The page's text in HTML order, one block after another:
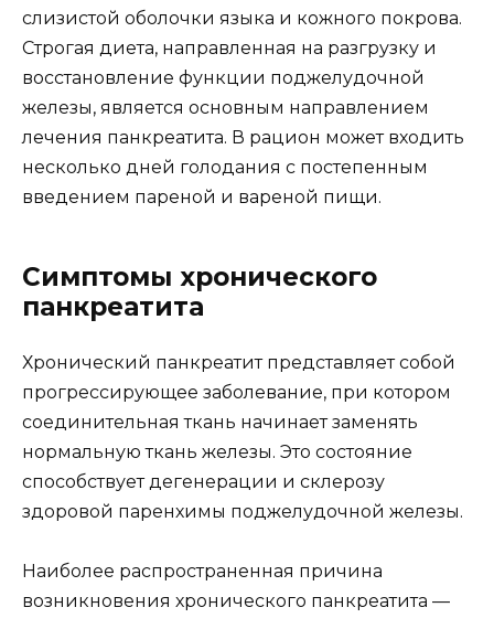
слизистой оболочки языка и кожного покрова.
Строгая диета, направленная на разгрузку и
восстановление функции поджелудочной
железы, является основным направлением
лечения панкреатита. В рацион может входить
несколько дней голодания с постепенным
введением пареной и вареной пищи.
Симптомы хронического
панкреатита
Хронический панкреатит представляет собой
прогрессирующее заболевание, при котором
соединительная ткань начинает заменять
нормальную ткань железы. Это состояние
способствует дегенерации и склерозу
здоровой паренхимы поджелудочной железы.
Наиболее распространенная причина
возникновения хронического панкреатита —